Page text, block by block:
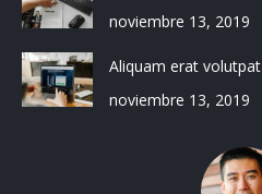
noviembre 13, 2019
Aliquam erat volutpat
noviembre 13, 2019